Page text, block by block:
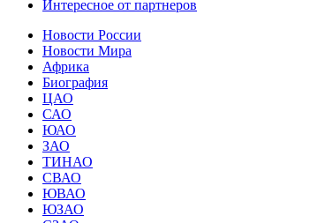
Интересное от партнеров
Новости России
Новости Мира
Африка
Биография
ЦАО
САО
ЮАО
ЗАО
ТИНАО
СВАО
ЮВАО
ЮЗАО